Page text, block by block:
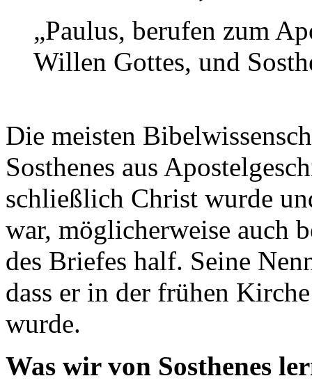
„Paulus, berufen zum
Willen Gottes, und
Die meisten
Sosthenes aus
schließlich Christ wurde
war, möglicherweise auch
des Briefes half. Seine
dass er in der frühen
wurde.
Was wir von Sosthenes